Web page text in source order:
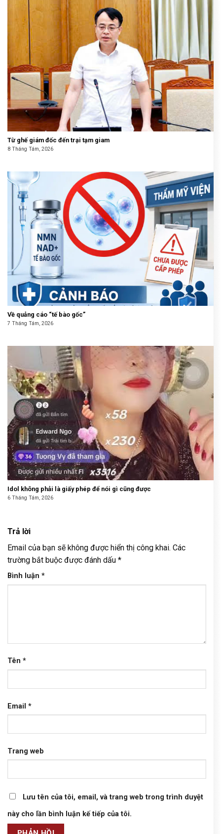
Từ ghế giám đốc đến trại tạm giam
8 Tháng Tám, 2026
Về quảng cáo “tế bào gốc”
7 Tháng Tám, 2026
Idol không phải là giấy phép để nói gì cũng được
6 Tháng Tám, 2026
Trả lời
Email của bạn sẽ không được hiển thị công khai. Các
trường bắt buộc được đánh dấu *
Bình luận *
Tên *
Email *
Trang web
Lưu tên của tôi, email, và trang web trong trình duyệt
này cho lần bình luận kế tiếp của tôi.